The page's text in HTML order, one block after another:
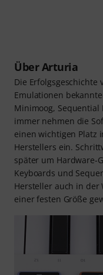
Über Arturia
Die Erfolgsgeschichte
Emulationen
Minimoog, Sequential
immer nehmen die
einen wichtigen Platz
Herstellers ein.
später um Hardware-
Keyboards und
Hersteller auch in der
einer festen Größe